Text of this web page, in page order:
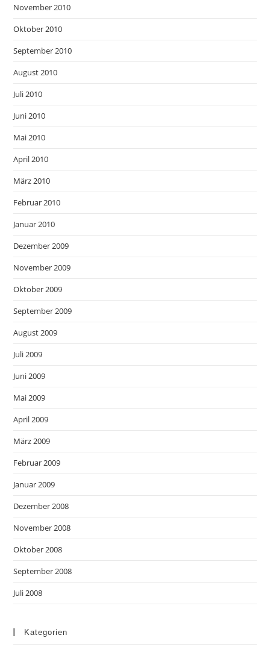
November 2010
Oktober 2010
September 2010
August 2010
Juli 2010
Juni 2010
Mai 2010
April 2010
März 2010
Februar 2010
Januar 2010
Dezember 2009
November 2009
Oktober 2009
September 2009
August 2009
Juli 2009
Juni 2009
Mai 2009
April 2009
März 2009
Februar 2009
Januar 2009
Dezember 2008
November 2008
Oktober 2008
September 2008
Juli 2008
Kategorien